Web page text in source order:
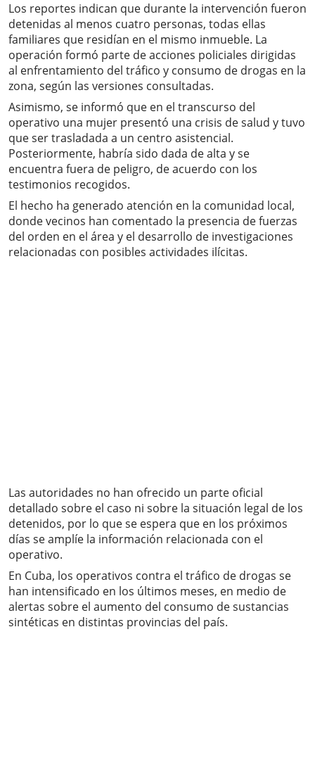
Los reportes indican que durante la intervención fueron
detenidas al menos cuatro personas, todas ellas
familiares que residían en el mismo inmueble. La
operación formó parte de acciones policiales dirigidas
al enfrentamiento del tráfico y consumo de drogas en la
zona, según las versiones consultadas.
Asimismo, se informó que en el transcurso del
operativo una mujer presentó una crisis de salud y tuvo
que ser trasladada a un centro asistencial.
Posteriormente, habría sido dada de alta y se
encuentra fuera de peligro, de acuerdo con los
testimonios recogidos.
El hecho ha generado atención en la comunidad local,
donde vecinos han comentado la presencia de fuerzas
del orden en el área y el desarrollo de investigaciones
relacionadas con posibles actividades ilícitas.
Las autoridades no han ofrecido un parte oficial
detallado sobre el caso ni sobre la situación legal de los
detenidos, por lo que se espera que en los próximos
días se amplíe la información relacionada con el
operativo.
En Cuba, los operativos contra el tráfico de drogas se
han intensificado en los últimos meses, en medio de
alertas sobre el aumento del consumo de sustancias
sintéticas en distintas provincias del país.